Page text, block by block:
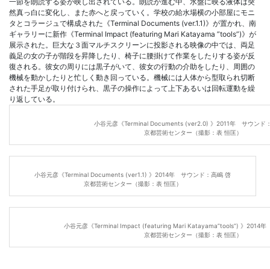
然真っ白に変化し、また赤へと戻っていく。学校の給水場横の小部屋にモニ
タとコラージュで構成された《Terminal Documents (ver.1.1)》が置かれ、南
ギャラリーに新作《Terminal Impact (featuring Mari Katayama ”tools”)》が
展示された。巨大な３面マルチスクリーンに投影される映像の中では、両足
義足の女の子が階段を昇降したり、椅子に腰掛けて作業をしたりする姿が反
復される。彼女の周りには黒子がいて、彼女の行動の介助をしたり、周囲の
機械を動かしたりと忙しく動き回っている。機械には人体から型取られ切断
された手足が取り付けられ、黒子の操作によって上下あるいは回転運動を繰
り返している。
小谷元彦《Terminal Documents (ver2.0) 》2011年 サウンド
京都芸術センター（撮影：表 恒匡）
小谷元彦《Terminal Documents (ver1.1) 》2014年 サウンド：高嶋 啓
京都芸術センター（撮影：表 恒匡）
小谷元彦《Terminal Impact (featuring Mari Katayama”tools”) 》2014年
京都芸術センター（撮影：表 恒匡）